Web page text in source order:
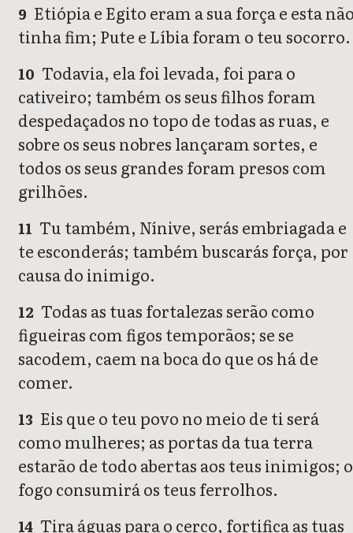
9 Etiópia e Egito eram a sua força e esta
tinha fim; Pute e Líbia foram o teu socorro.
10 Todavia, ela foi levada, foi para o
cativeiro; também os seus filhos foram
despedaçados no topo de todas as ruas, e
sobre os seus nobres lançaram sortes, e
todos os seus grandes foram presos com
grilhões.
11 Tu também, Nínive, serás embriagada e
te esconderás; também buscarás força, por
causa do inimigo.
12 Todas as tuas fortalezas serão como
figueiras com figos temporãos; se se
sacodem, caem na boca do que os há de
comer.
13 Eis que o teu povo no meio de ti será
como mulheres; as portas da tua terra
estarão de todo abertas aos teus inimigos; o
fogo consumirá os teus ferrolhos.
14 Tira águas para o cerco, fortifica as tuas